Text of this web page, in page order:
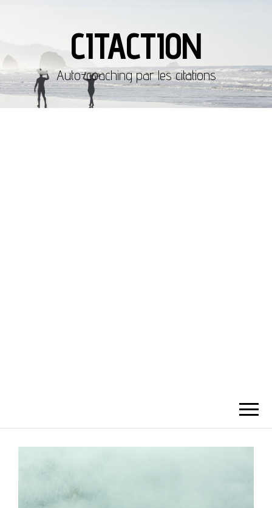
CITACTION
Auto-coaching par les citations